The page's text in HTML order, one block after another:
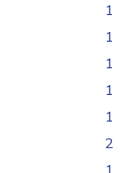
1
1
1
1
1
2